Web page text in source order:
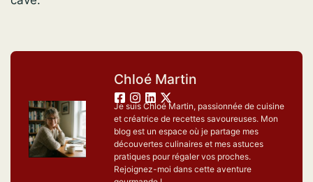
Chloé Martin
Je suis Chloé Martin, passionnée de cuisine
et créatrice de recettes savoureuses. Mon
blog est un espace où je partage mes
découvertes culinaires et mes astuces
pratiques pour régaler vos proches.
Rejoignez-moi dans cette aventure